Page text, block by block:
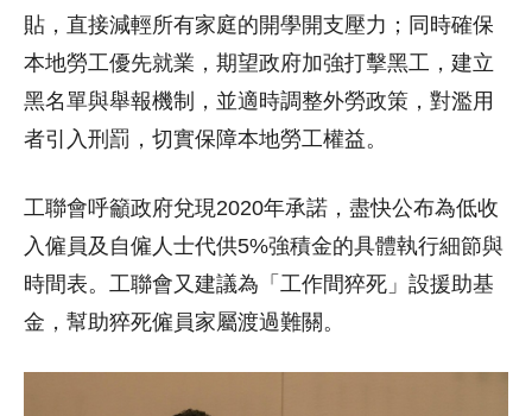
貼，直接減輕所有家庭的開學開支壓力；同時確保
本地勞工優先就業，期望政府加強打擊黑工，建立
黑名單與舉報機制，並適時調整外勞政策，對濫用
者引入刑罰，切實保障本地勞工權益。
工聯會呼籲政府兌現2020年承諾，盡快公布為低收
入僱員及自僱人士代供5%強積金的具體執行細節與
時間表。工聯會又建議為「工作間猝死」設援助基
金，幫助猝死僱員家屬渡過難關。